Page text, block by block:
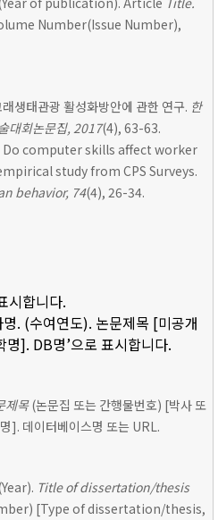
Number(Issue Number),
생태관광 활성화방안에 관한 연구. 한
대회논문집, 2017(4), 63-63.
Do computer skills affect worker
study from CPS Surveys.
behavior, 74(4), 26-34.
시합니다.
. (수여연도). 논문제목 [미공개
]. DB명’으로 표시합니다.
제목(논문집 또는 간행물번호) [박사 또
]. 데이터베이스명 또는 URL.
Title of dissertation/thesis
[Type of dissertation/thesis,